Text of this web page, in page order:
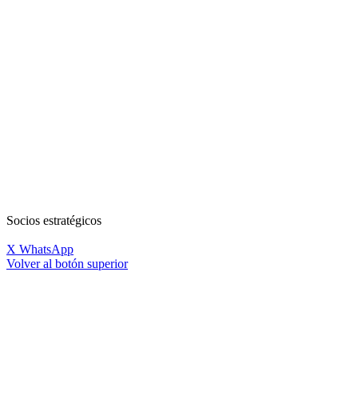
Socios estratégicos
X WhatsApp
Volver al botón superior